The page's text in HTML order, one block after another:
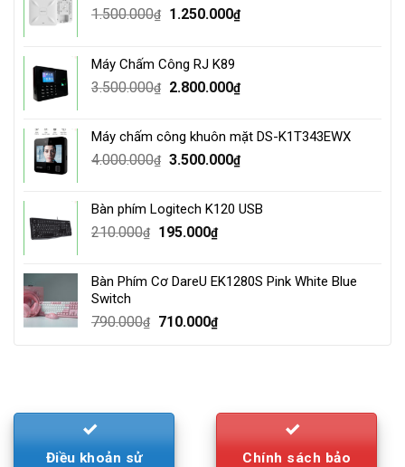
1.500.000₫
Original
1.500.000₫.
1.250.000₫Current
Máy Chấm Công RJ K89
3.500.000₫
Original
3.500.000₫.
2.800.000₫Current
2.800.000₫.
Máy chấm công khuôn mặt DS-K1T343EWX
4.000.000₫ Original
4.000.000₫.
3.500.000₫Current
3.500.000₫.
Bàn phím Logitech K120 USB
210.000₫
Original
210.000₫.
195.000₫Current
195.000₫.
Bàn Phím Cơ DareU EK1280S Pink White Blue
Switch
790.000₫
Original
710.000₫Current
Điều khoản sử
Chính sách bảo